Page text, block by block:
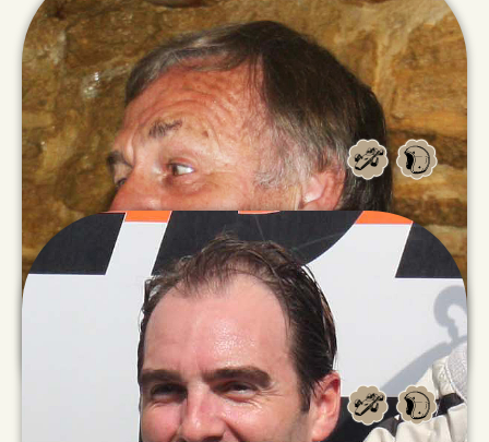
StuartDIX